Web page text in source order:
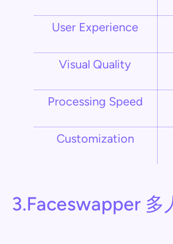
User Experience
Visual Quality
Processing Speed
Customization
3.Faceswapper 多